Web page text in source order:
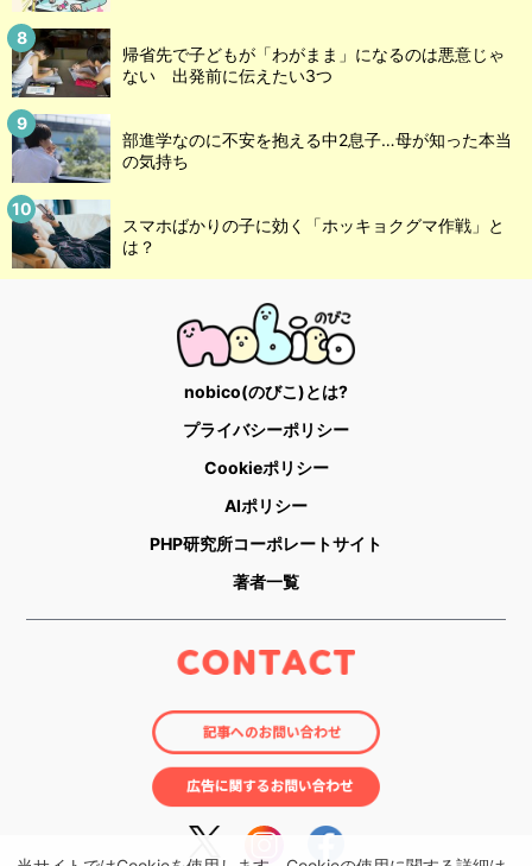
帰省先で子どもが「わがまま」になるのは悪意じゃ
ない 出発前に伝えたい3つ
部進学なのに不安を抱える中2息子…母が知った本当
の気持ち
スマホばかりの子に効く「ホッキョクグマ作戦」と
は？
nobico(のびこ)とは?
プライバシーポリシー
Cookieポリシー
AIポリシー
PHP研究所コーポレートサイト
著者一覧